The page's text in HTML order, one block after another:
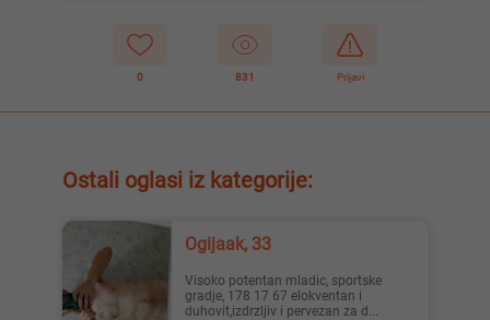
0 831 Prijavi
Ostali oglasi iz kategorije:
Ogijaak, 33
Visoko potentan mladic, sportske
gradje, 178 17 67 elokventan i
duhovit,izdrzljiv i pervezan za d...